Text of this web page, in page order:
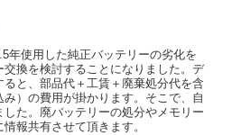
年使用した純正バッテリーの劣化を
換を検討することになりました。デ
ると、部品代＋工賃＋廃棄処分代を含
）の費用が掛かります。そこで、自
た。廃バッテリーの処分やメモリー
報共有させて頂きます。